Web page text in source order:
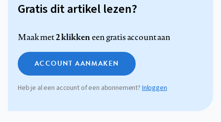
Gratis dit artikel lezen?
Maak met2 klikkeneen gratis account aan
ACCOUNT AANMAKEN
Heb je al een account of een abonnement?Inloggen